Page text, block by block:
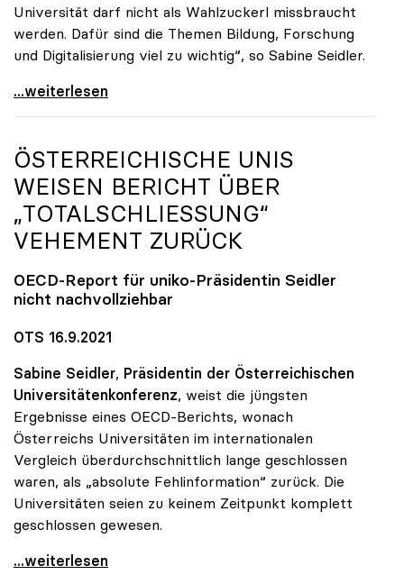
Universität darf nicht als Wahlzuckerl missbraucht
werden. Dafür sind die Themen Bildung, Forschung
und Digitalisierung viel zu wichtig“, so Sabine Seidler.
uniko-Präsidentin zur TU OÖ: „Völlig
...weiterlesen
ÖSTERREICHISCHE UNIS
WEISEN BERICHT ÜBER
„TOTALSCHLIESSUNG“ V
EHEMENT ZURÜCK
OECD-Report für uniko-Präsidentin Seidler
nicht nachvollziehbar
OTS 16.9.2021
Sabine Seidler, Präsidentin der Österreichischen
Universitätenkonferenz, weist die jüngsten
Ergebnisse eines OECD-Berichts, wonach
Österreichs Universitäten im internationalen
Vergleich überdurchschnittlich lange geschlossen
waren, als „absolute Fehlinformation“ zurück. Die
Universitäten seien zu keinem Zeitpunkt komplett
geschlossen gewesen.
Österreichische Unis weisen Bericht über
...weiterlesen